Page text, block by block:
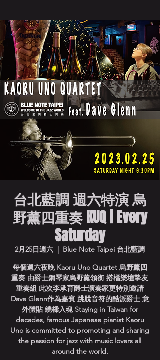
台北藍調 週六特演 烏
野薰四重奏 KUQ | Every
Saturday
2月25日週六
  |
Blue Note Taipei 台北藍調
每個週六夜晚 Kaoru Uno Quartet 烏野薰四
重奏 由爵士鋼琴家烏野薰領銜 搭檔樂壇摯友
重奏組 此次李承育爵士演奏家更特別邀請
Dave Glenn作為嘉賓 跳脫音符的酷派爵士 意
外體貼 繞樑入魂 Staying in Taiwan for
decades, famous Japanese pianist Kaoru
Uno is committed to promoting and sharing
the passion for jazz with music lovers all
around the world.